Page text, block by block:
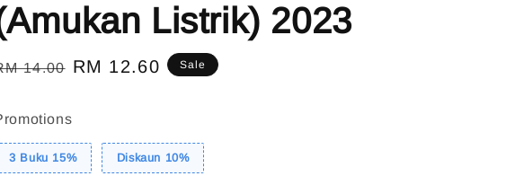
Listrik) 2023
14.00 Sale
RM 12.60 Sale
3 Buku 15% Diskaun 10%